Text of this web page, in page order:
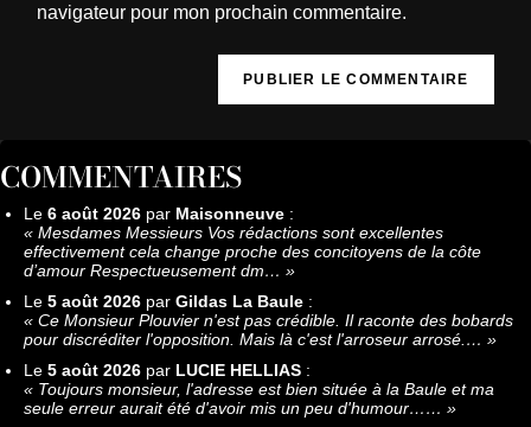
navigateur pour mon prochain commentaire.
COMMENTAIRES
Le 6 août 2026 par Maisonneuve :
« Mesdames Messieurs Vos rédactions sont excellentes
effectivement cela change proche des concitoyens de la côte
d’amour Respectueusement dm… »
Le 5 août 2026 par Gildas La Baule :
« Ce Monsieur Plouvier n'est pas crédible. Il raconte des bobards
pour discréditer l'opposition. Mais là c'est l'arroseur arrosé.… »
Le 5 août 2026 par LUCIE HELLIAS :
« Toujours monsieur, l'adresse est bien située à la Baule et ma
seule erreur aurait été d'avoir mis un peu d'humour…… »